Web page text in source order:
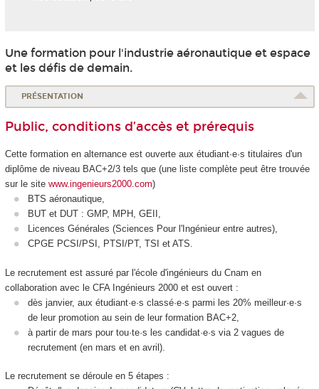
Une formation pour l'industrie aéronautique et espace
et les défis de demain.
PRÉSENTATION
Public, conditions d’accès et prérequis
Cette formation en alternanceest ouverte aux étudiant·e·s titulaires d'un
diplôme de niveau BAC+2/3 tels que (une liste complète peut être trouvée
sur le site www.ingenieurs2000.com)
BTS aéronautique,
BUT et DUT : GMP, MPH, GEII,
Licences Générales (Sciences Pour l'Ingénieur entre autres),
CPGE PCSI/PSI, PTSI/PT, TSI et ATS.
Le recrutement est assuré par l'école d'ingénieurs du Cnam en
collaboration avec le CFA Ingénieurs 2000 et est ouvert :
dès janvier, aux étudiant·e·s classé·e·s parmi les 20% meilleur·e·s
de leur promotion au sein de leur formation BAC+2,
à partir de mars pour tou·te·s les candidat·e·s via 2 vagues de
recrutement (en mars et en avril).
Le recrutement se déroule en 5 étapes :